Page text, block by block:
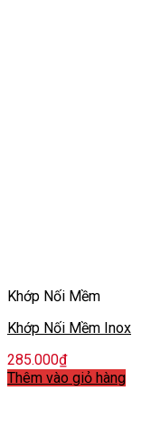
Khớp Nối Mềm
Khớp Nối Mềm Inox
285.000₫
Thêm vào giỏ hàng